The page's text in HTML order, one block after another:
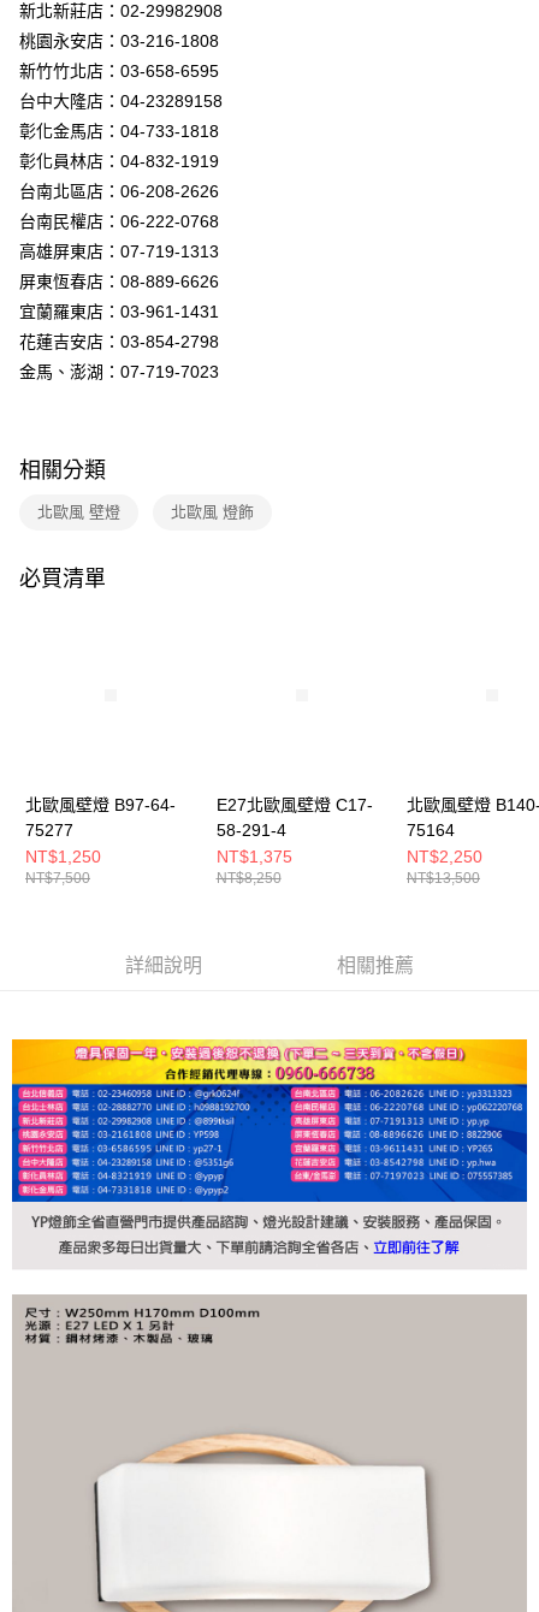
全盈+PAY
AFTEE先享後付
相關說明
【關於「AFTEE先享後付」】
AFTEE先享後付是「在收到商品之後才付款」的支付方式。 讓您購物簡單
便利好安心！
１．簡單：不需註冊會員、不需綁卡、不需儲值。
３．安心：先確認商品／服務後，再付款。
【「AFTEE先享後付」結帳流程】
１．於結帳方式選擇「AFTEE先享後付」後，將跳轉至「AFTEE先享後付」
結帳頁面，進行簡訊認證並確認金額後，即可完成結帳。
２．訂單成立數日內，您將收到繳費通知簡訊。
後付繳納相關費用。
是否繳費成功／繳費後需取消欲退款等相關疑問，請聯繫「AFTEE先享後付
【注意事項】
時審查核予不同之上限額度；若仍有額度不足之情形，本公司將視審查結果
請求用戶進行身份認證。
恩沛科技股份有限公司將有權停止該用戶之使用額度並採取法律行動。
ATM付款
運送方式
新竹貨運宅配
新北新莊店：02-29982908
桃園永安店：03-216-1808
新竹竹北店：03-658-6595
台中大隆店：04-23289158
彰化金馬店：04-733-1818
彰化員林店：04-832-1919
台南北區店：06-208-2626
台南民權店：06-222-0768
高雄屏東店：07-719-1313
屏東恆春店：08-889-6626
宜蘭羅東店：03-961-1431
花蓮吉安店：03-854-2798
金馬、澎湖：07-719-7023
相關分類
北歐風 壁燈 北歐風 燈飾
必買清單
北歐風壁燈 B97-64-
75277
NT$1,250
NT$7,500
E27北歐風壁燈 C17-
58-291-4
NT$1,375
NT$8,250
北歐風壁燈
75164
NT$2,250
NT$13,500
詳細說明 相關推薦